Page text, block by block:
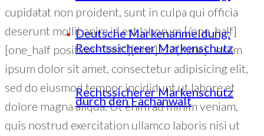
Deutsche Markenanmeldung:
Rechtssicherer Markenschutz
Rechtssicherer Markenschutz
durch den Fachanwalt
cupidatat non proident, sunt in culpa qui officia
deserunt mollit anim id est laborum [/one_half]
[one_half position=“last“][title]1/2[/title] Lorem
ipsum dolor sit amet, consectetur adipisicing elit,
sed do eiusmod tempor incididunt ut labore et
dolore magna aliqua. Ut enim ad minim veniam,
quis nostrud exercitation ullamco laboris nisi ut